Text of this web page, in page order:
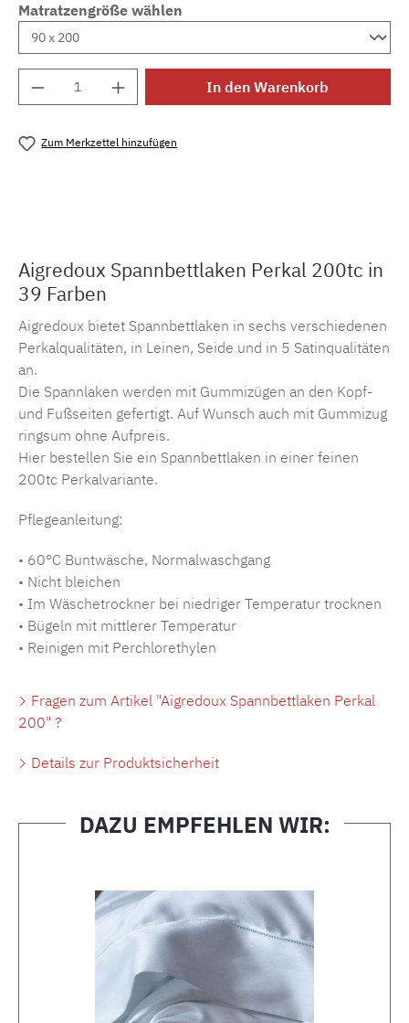
Matratzengröße wählen
Produkt Anzahl: Gib den gewünschten
In den Warenkorb
Zum Merkzettel hinzufügen
Aigredoux Spannbettlaken Perkal 200tc in
39 Farben
Aigredoux bietet Spannbettlaken in sechs verschiedenen
Perkalqualitäten, in Leinen, Seide und in 5 Satinqualitäten
an.
Die Spannlaken werden mit Gummizügen an den Kopf-
und Fußseiten gefertigt. Auf Wunsch auch mit Gummizug
ringsum ohne Aufpreis.
Hier bestellen Sie ein Spannbettlaken in einer feinen
200tc Perkalvariante.
Pflegeanleitung:
• 60°C Buntwäsche, Normalwaschgang
• Nicht bleichen
• Im Wäschetrockner bei niedriger Temperatur trocknen
• Bügeln mit mittlerer Temperatur
• Reinigen mit Perchlorethylen
Fragen zum Artikel "Aigredoux Spannbettlaken Perkal
200" ?
Details zur Produktsicherheit
DAZU EMPFEHLEN WIR: